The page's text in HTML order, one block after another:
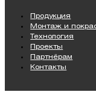
Продукция
Монтаж и
Технология
Проекты
Партнёрам
Контакты